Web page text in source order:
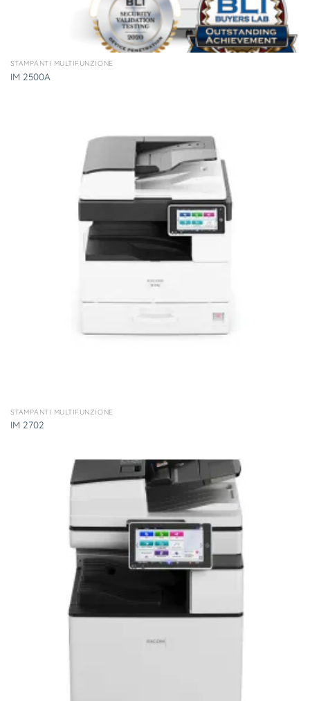
STAMPANTI MULTIFUNZIONE
IM 2500A
STAMPANTI MULTIFUNZIONE
IM 2702